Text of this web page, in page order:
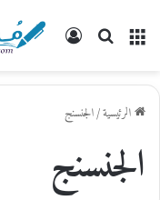
القائمة
بحث
تسجيل
الرئيسية/الجنسنج
الجنسنج